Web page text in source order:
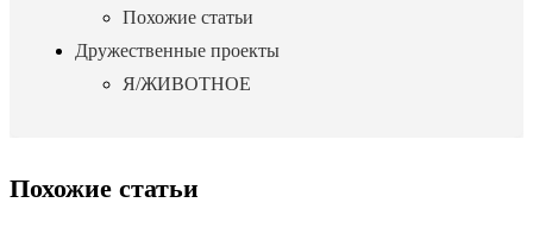
Похожие статьи
Дружественные проекты
Я/ЖИВОТНОЕ
Похожие статьи